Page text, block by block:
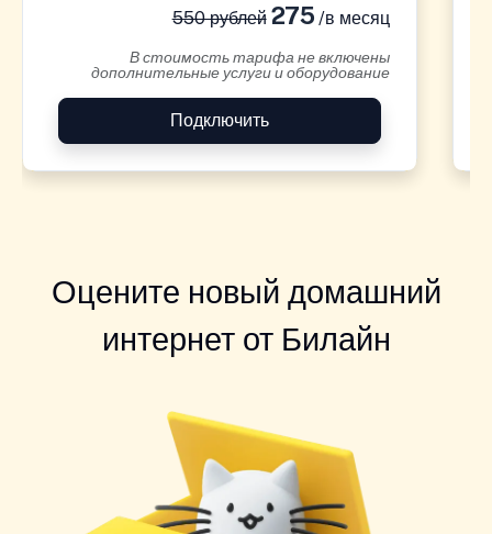
550 рублей275 /в месяц
В стоимость тарифа не включены
дополнительные услуги и оборудование
Подключить
Оцените новый домашний
интернет от Билайн